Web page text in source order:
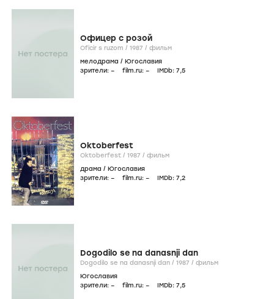
Офицер с розой
Oficir s ruzom / 1987 / фильм
мелодрама / Югославия
зрители: – film.ru: – IMDb: 7,5
Oktoberfest
Oktoberfest / 1987 / фильм
драма / Югославия
зрители: – film.ru: – IMDb: 7,2
Dogodilo se na danasnji dan
Dogodilo se na danasnji dan / 1987 / фильм
Югославия
зрители: – film.ru: – IMDb: 7,5